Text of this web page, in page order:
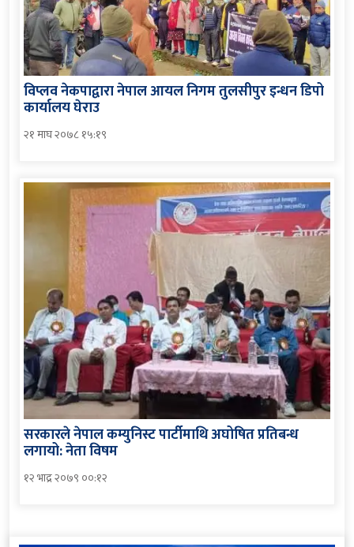
विप्लव नेकपाद्वारा नेपाल आयल निगम तुलसीपुर इन्धन डिपो
कार्यालय घेराउ
२१ माघ २०७८ १५:१९
सरकारले नेपाल कम्युनिस्ट पार्टीमाथि अघोषित प्रतिबन्ध
लगायो: नेता विषम
१२ भाद्र २०७९ ००:१२